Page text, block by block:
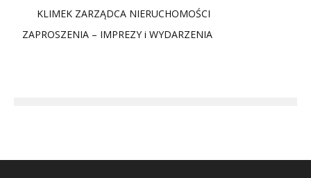
KLIMEK ZARZĄDCA NIERUCHOMOŚCI
ZAPROSZENIA – IMPREZY i WYDARZENIA